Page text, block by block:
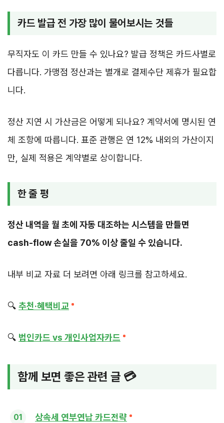
카드 발급 전 가장 많이 물어보시는 것들
무직자도 이 카드 만들 수 있나요? 발급 정책은 카드사별로
다릅니다. 가맹점 정산과는 별개로 결제수단 제휴가 필요합
니다.
정산 지연 시 가산금은 어떻게 되나요? 계약서에 명시된 연
체 조항에 따릅니다. 표준 관행은 연 12% 내외의 가산이지
만, 실제 적용은 계약별로 상이합니다.
한 줄 평
정산 내역을 월 초에 자동 대조하는 시스템을 만들면
cash-flow 손실을 70% 이상 줄일 수 있습니다.
내부 비교 자료 더 보려면 아래 링크를 참고하세요.
🔍 추천·혜택비교
🔍 법인카드 vs 개인사업자카드
함께 보면 좋은 관련 글 💳
상속세 연부연납 카드전략